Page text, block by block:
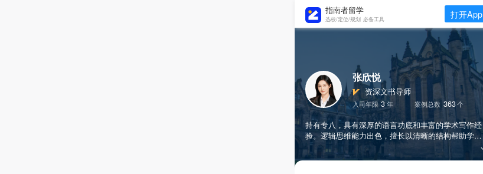
指南者留学
选校/定位/规划 必备工具 打开App
张欣悦
资深文书导师
入司年限 3年 案例总数 363个
持有专八，具有深厚的语言功底和丰富的学术写作经
验。逻辑思维能力出色，擅长以清晰的结构帮助学生
整理素材，以逻辑性和创造性高质量创作文书。能够
精准地挖掘并强化学生经历中的独特价值，从而凸显